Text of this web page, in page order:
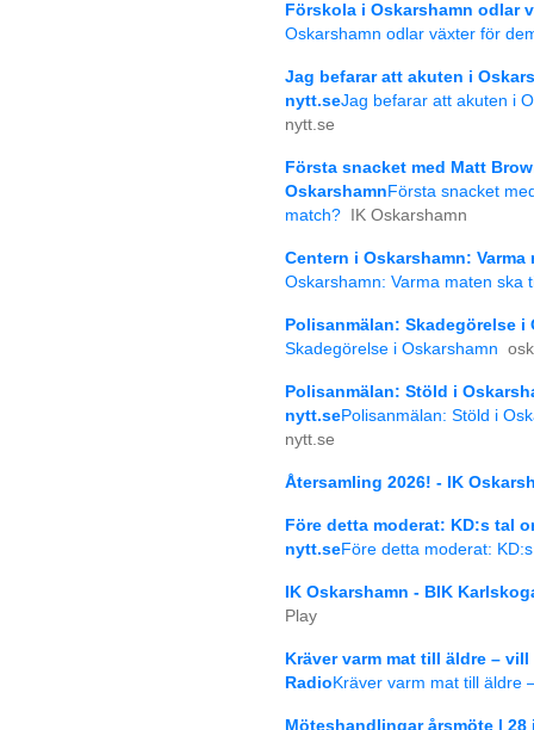
Förskola i Oskarshamn odlar
Oskarshamn odlar växter för
Jag befarar att akuten i
nytt.seJag befarar att akuten i
nytt.se
Första snacket med Matt
Oskarshamn Första snacket
match?
IK Oskarshamn
Centern i Oskarshamn:
Oskarshamn: Varma maten ska
Polisanmälan: Skadegörelse
Skadegörelse i Oskarshamn
Polisanmälan: Stöld i
nytt.sePolisanmälan: Stöld i
nytt.se
Återsamling 2026! - IK
Före detta moderat: KD:s tal
nytt.seFöre detta moderat:
IK Oskarshamn - BIK
Play
Kräver varm mat till äldre –
Radio Kräver varm mat till äldre
Möteshandlingar årsmöte | 28